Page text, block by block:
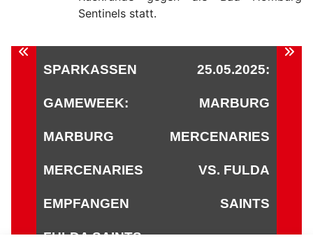
Sentinels statt.
Beitragsnavigation
SPARKASSEN
GAMEWEEK:
MARBURG
MERCENARIES
EMPFANGEN
25.05.2025:
MARBURG
MERCENARIES
VS. FULDA
SAINTS